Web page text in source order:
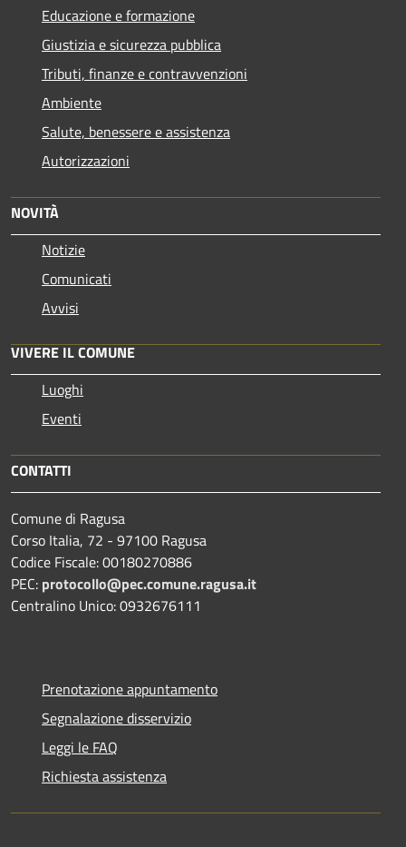
Educazione e formazione
Giustizia e sicurezza pubblica
Tributi, finanze e contravvenzioni
Ambiente
Salute, benessere e assistenza
Autorizzazioni
NOVITÀ
Notizie
Comunicati
Avvisi
VIVERE IL COMUNE
Luoghi
Eventi
CONTATTI
Comune di Ragusa
Corso Italia, 72 - 97100 Ragusa
Codice Fiscale: 00180270886
PEC: protocollo@pec.comune.ragusa.it
Centralino Unico: 0932676111
Prenotazione appuntamento
Segnalazione disservizio
Leggi le FAQ
Richiesta assistenza